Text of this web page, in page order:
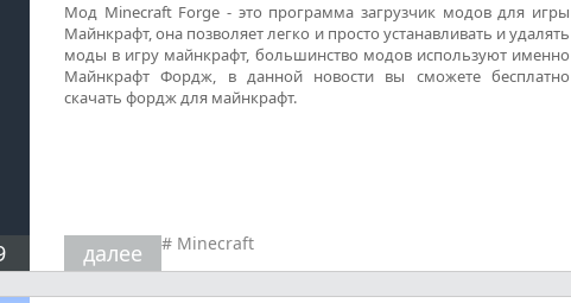
Мод Minecraft Forge - это программа загрузчик модов для игры
Майнкрафт, она позволяет легко и просто устанавливать и удалять
моды в игру майнкрафт, большинство модов используют именно
Майнкрафт Фордж, в данной новости вы сможете бесплатно
скачать фордж для майнкрафт.
далее # Minecraft